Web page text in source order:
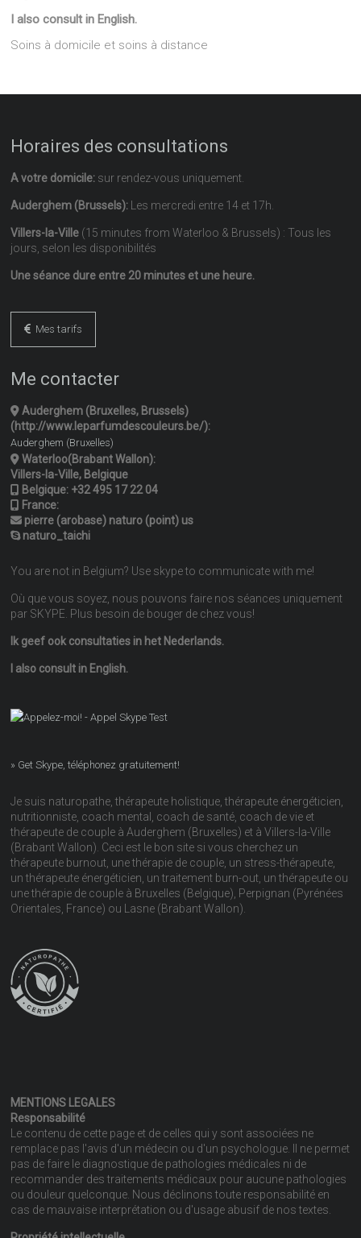
I also consult in English.
Soins à domicile et soins à distance
Horaires des consultations
A votre domicile: sur rendez-vous uniquement.
Auderghem (Brussels): Les mercredi entre 14 et 17h.
Villers-la-Ville (15 minutes from Waterloo & Brussels) : Tous les
jours, selon les disponibilités
Une séance dure entre 20 minutes et une heure.
Mes tarifs
Me contacter
Auderghem (Bruxelles, Brussels)
(http://www.leparfumdescouleurs.be/):
Auderghem (Bruxelles)
Waterloo(Brabant Wallon):
Villers-la-Ville, Belgique
Belgique: +32 495 17 22 04
France:
pierre (arobase) naturo (point) us
naturo_taichi
You are not in Belgium? Use skype to communicate with me!
Où que vous soyez, nous pouvons faire nos séances uniquement
par SKYPE. Plus besoin de bouger de chez vous!
Ik geef ook consultaties in het Nederlands.
I also consult in English.
» Get Skype, téléphonez gratuitement!
Je suis naturopathe, thérapeute holistique, thérapeute énergéticien,
nutritionniste, coach mental, coach de santé, coach de vie et
thérapeute de couple à Auderghem (Bruxelles) et à Villers-la-Ville
(Brabant Wallon). Ceci est le bon site si vous cherchez un
thérapeute burnout, une thérapie de couple, un stress-thérapeute,
un thérapeute énergéticien, un traitement burn-out, un thérapeute ou
une thérapie de couple à Bruxelles (Belgique), Perpignan (Pyrénées
Orientales, France) ou Lasne (Brabant Wallon).
MENTIONS LEGALES
Responsabilité
Le contenu de cette page et de celles qui y sont associées ne
remplace pas l'avis d'un médecin ou d'un psychologue. Il ne permet
pas de faire le diagnostique de pathologies médicales ni de
recommander des traitements médicaux pour aucune pathologies
ou douleur quelconque. Nous déclinons toute responsabilité en
cas de mauvaise interprétation ou d'usage abusif de nos textes.